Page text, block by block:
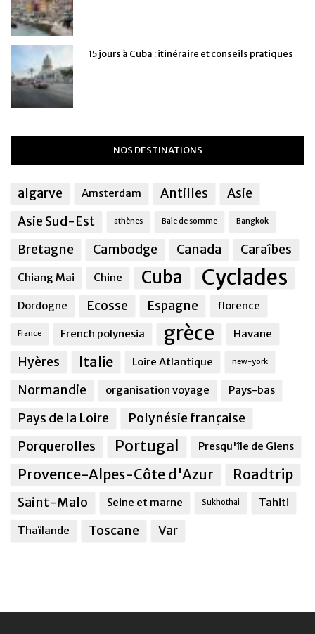
15 jours à Cuba : itinéraire et conseils pratiques
NOS DESTINATIONS
algarve Amsterdam Antilles
Asie
Asie Sud-Est
athènes Baie de somme Bangkok
Bretagne Cambodge Canada Caraîbes
Chiang Mai Chine Cuba Cyclades
Dordogne Ecosse Espagne florence
France French polynesia grèce Havane
Hyères Italie Loire Atlantique new-york
Normandie organisation voyage Pays-bas
Pays de la Loire
Polynésie française
Porquerolles
Portugal Presqu'île de Giens
Provence-Alpes-Côte d'Azur Roadtrip
Saint-Malo Seine et marne Sukhothai Tahiti
Thaïlande Toscane Var